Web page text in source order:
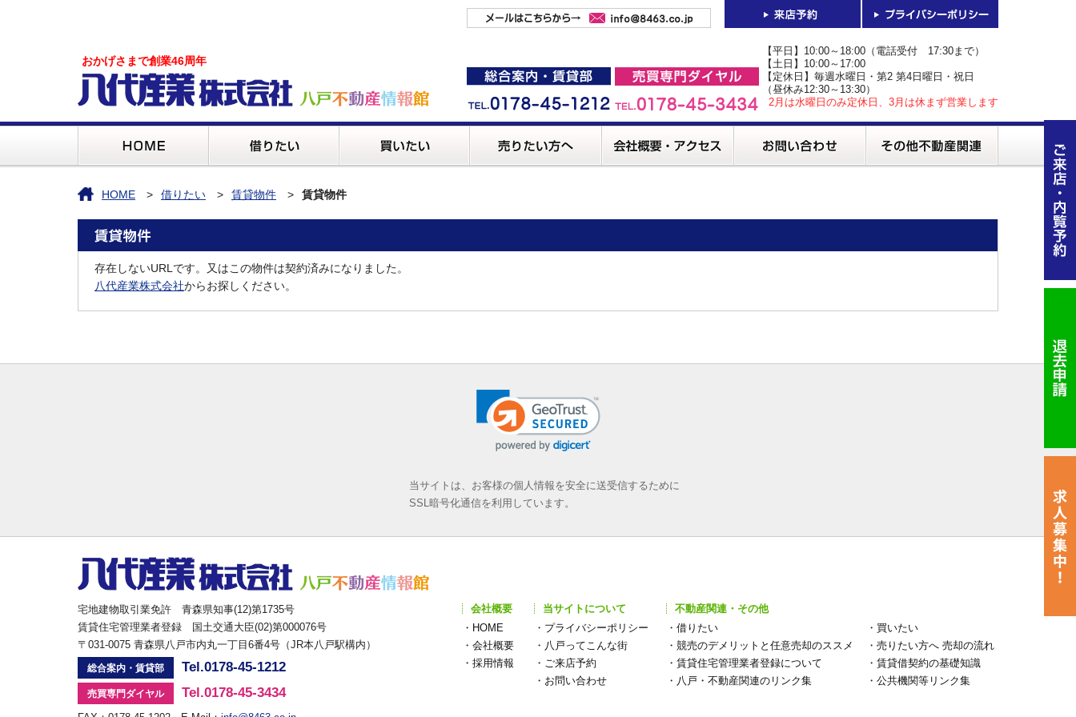
おかげさまで創業46周年
【平日】10:00～18:00（電話受付 17:30まで）
【土日】10:00～17:00
【定休日】毎週水曜日・第2 第4日曜日・祝日
（昼休み12:30～13:30）
2月は水曜日のみ定休日、3月は休まず営業します
HOME 借りたい 賃貸物件 賃貸物件
存在しないURLです。又はこの物件は契約済みになりました。
八代産業株式会社からお探しください。
当サイトは、お客様の個人情報を安全に送受信するために
SSL暗号化通信を利用しています。
宅地建物取引業免許 青森県知事(12)第1735号
賃貸住宅管理業者登録 国土交通大臣(02)第000076号
〒031-0075 青森県八戸市内丸一丁目6番4号（JR本八戸駅構内）
総合案内・賃貸部 Tel.0178-45-1212
売買専門ダイヤル Tel.0178-45-3434
会社概要
・ HOME
・ 会社概要
・ 採用情報
当サイトについて
・ プライバシーポリシー
・ 八戸ってこんな街
・ ご来店予約
・ お問い合わせ
不動産関連・その他
・ 借りたい ・ 買いたい
・ 競売のデメリットと任意売却のススメ ・ 売りたい方へ 売却の流れ
・ 賃貸住宅管理業者登録について ・ 賃貸借契約の基礎知識
・ 八戸・不動産関連のリンク集 ・ 公共機関等リンク集